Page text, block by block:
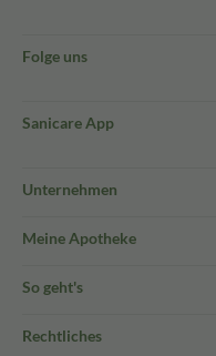
Folge uns
Sanicare App
Unternehmen
Meine Apotheke
So geht's
Rechtliches